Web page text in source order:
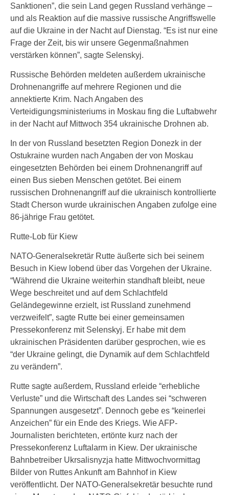
Sanktionen”, die sein Land gegen Russland verhänge –
und als Reaktion auf die massive russische Angriffswelle
auf die Ukraine in der Nacht auf Dienstag. “Es ist nur eine
Frage der Zeit, bis wir unsere Gegenmaßnahmen
verstärken können”, sagte Selenskyj.
Russische Behörden meldeten außerdem ukrainische
Drohnenangriffe auf mehrere Regionen und die
annektierte Krim. Nach Angaben des
Verteidigungsministeriums in Moskau fing die Luftabwehr
in der Nacht auf Mittwoch 354 ukrainische Drohnen ab.
In der von Russland besetzten Region Donezk in der
Ostukraine wurden nach Angaben der von Moskau
eingesetzten Behörden bei einem Drohnenangriff auf
einen Bus sieben Menschen getötet. Bei einem
russischen Drohnenangriff auf die ukrainisch kontrollierte
Stadt Cherson wurde ukrainischen Angaben zufolge eine
86-jährige Frau getötet.
Rutte-Lob für Kiew
NATO-Generalsekretär Rutte äußerte sich bei seinem
Besuch in Kiew lobend über das Vorgehen der Ukraine.
“Während die Ukraine weiterhin standhaft bleibt, neue
Wege beschreitet und auf dem Schlachtfeld
Geländegewinne erzielt, ist Russland zunehmend
verzweifelt”, sagte Rutte bei einer gemeinsamen
Pressekonferenz mit Selenskyj. Er habe mit dem
ukrainischen Präsidenten darüber gesprochen, wie es
“der Ukraine gelingt, die Dynamik auf dem Schlachtfeld
zu verändern”.
Rutte sagte außerdem, Russland erleide “erhebliche
Verluste” und die Wirtschaft des Landes sei “schweren
Spannungen ausgesetzt”. Dennoch gebe es “keinerlei
Anzeichen” für ein Ende des Kriegs. Wie AFP-
Journalisten berichteten, ertönte kurz nach der
Pressekonferenz Luftalarm in Kiew. Der ukrainische
Bahnbetreiber Ukrsalisnyzja hatte Mittwochvormittag
Bilder von Ruttes Ankunft am Bahnhof in Kiew
veröffentlicht. Der NATO-Generalsekretär besuchte rund